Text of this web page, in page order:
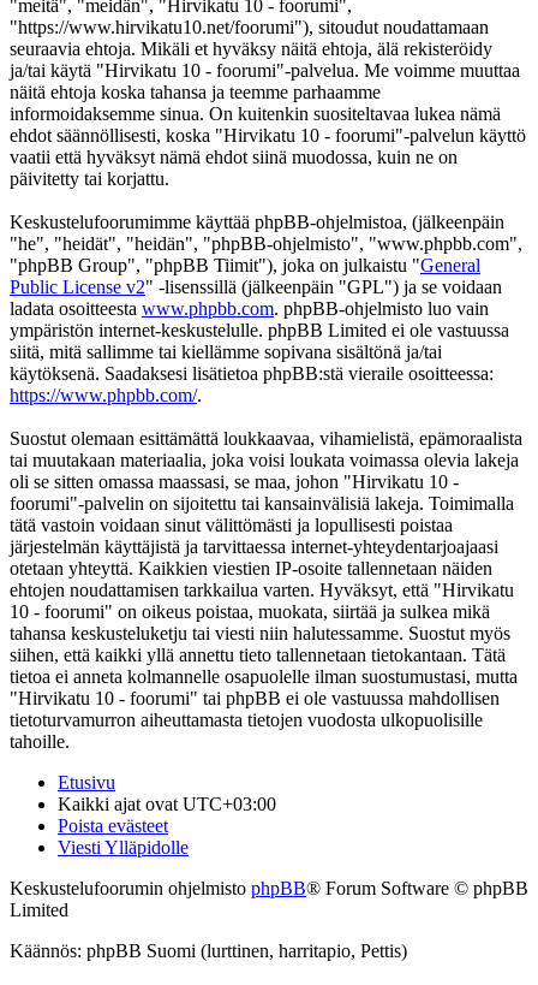
"meitä", "meidän", "Hirvikatu 10 - foorumi",
"https://www.hirvikatu10.net/foorumi"), sitoudut noudattamaan
seuraavia ehtoja. Mikäli et hyväksy näitä ehtoja, älä rekisteröidy
ja/tai käytä "Hirvikatu 10 - foorumi"-palvelua. Me voimme muuttaa
näitä ehtoja koska tahansa ja teemme parhaamme
informoidaksemme sinua. On kuitenkin suositeltavaa lukea nämä
ehdot säännöllisesti, koska "Hirvikatu 10 - foorumi"-palvelun käyttö
vaatii että hyväksyt nämä ehdot siinä muodossa, kuin ne on
päivitetty tai korjattu.
Keskustelufoorumimme käyttää phpBB-ohjelmistoa, (jälkeenpäin
"he", "heidät", "heidän", "phpBB-ohjelmisto", "www.phpbb.com",
"phpBB Group", "phpBB Tiimit"), joka on julkaistu "General
Public License v2" -lisenssillä (jälkeenpäin "GPL") ja se voidaan
ladata osoitteesta www.phpbb.com. phpBB-ohjelmisto luo vain
ympäristön internet-keskustelulle. phpBB Limited ei ole vastuussa
siitä, mitä sallimme tai kiellämme sopivana sisältönä ja/tai
käytöksenä. Saadaksesi lisätietoa phpBB:stä vieraile osoitteessa:
https://www.phpbb.com/.
Suostut olemaan esittämättä loukkaavaa, vihamielistä, epämoraalista
tai muutakaan materiaalia, joka voisi loukata voimassa olevia lakeja
oli se sitten omassa maassasi, se maa, johon "Hirvikatu 10 -
foorumi"-palvelin on sijoitettu tai kansainvälisiä lakeja. Toimimalla
tätä vastoin voidaan sinut välittömästi ja lopullisesti poistaa
järjestelmän käyttäjistä ja tarvittaessa internet-yhteydentarjoajaasi
otetaan yhteyttä. Kaikkien viestien IP-osoite tallennetaan näiden
ehtojen noudattamisen tarkkailua varten. Hyväksyt, että "Hirvikatu
10 - foorumi" on oikeus poistaa, muokata, siirtää ja sulkea mikä
tahansa keskusteluketju tai viesti niin halutessamme. Suostut myös
siihen, että kaikki yllä annettu tieto tallennetaan tietokantaan. Tätä
tietoa ei anneta kolmannelle osapuolelle ilman suostumustasi, mutta
"Hirvikatu 10 - foorumi" tai phpBB ei ole vastuussa mahdollisen
tietoturvamurron aiheuttamasta tietojen vuodosta ulkopuolisille
tahoille.
Etusivu
Kaikki ajat ovat UTC+03:00
Poista evästeet
Viesti Ylläpidolle
Keskustelufoorumin ohjelmisto phpBB® Forum Software © phpBB
Limited
Käännös: phpBB Suomi (lurttinen, harritapio, Pettis)